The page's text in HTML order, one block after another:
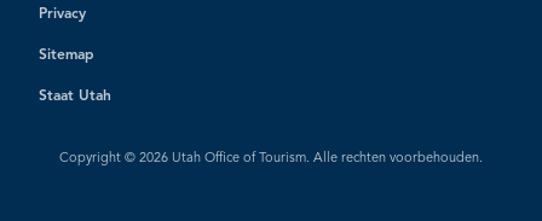
Privacy
Sitemap
Staat Utah
Copyright © 2026 Utah Office of Tourism. Alle rechten voorbehouden.